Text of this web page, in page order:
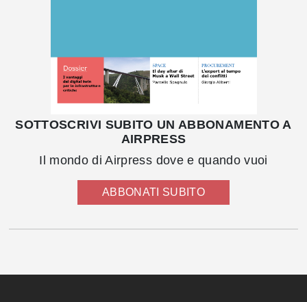
SOTTOSCRIVI SUBITO UN ABBONAMENTO A
AIRPRESS
Il mondo di Airpress dove e quando vuoi
ABBONATI SUBITO